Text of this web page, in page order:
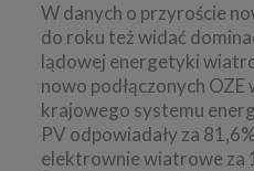
W danych o przyroście
do roku też widać
lądowej energetyki
nowo podłączonych
krajowego systemu
PV odpowiadały za
elektrownie wiatrowe za